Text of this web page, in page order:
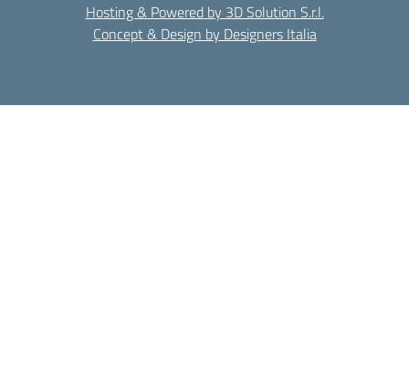
Hosting & Powered by 3D Solution S.r.l.
Concept & Design by Designers Italia